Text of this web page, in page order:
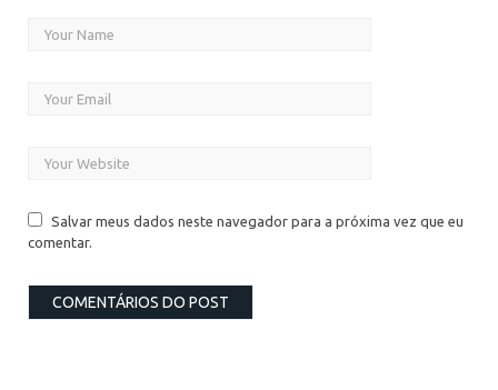
Salvar meus dados neste navegador para a próxima vez que eu
comentar.